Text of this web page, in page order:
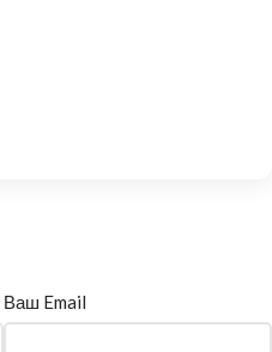
Ваш Email